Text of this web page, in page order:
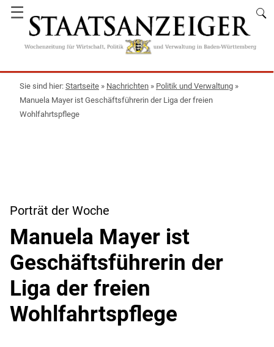
☰
Startseite » Nachrichten » Politik und Verwaltung »
Manuela Mayer ist Geschäftsführerin der Liga der freien
Wohlfahrtspflege
Porträt der Woche
Manuela Mayer ist
Geschäftsführerin der
Liga der freien
Wohlfahrtspflege